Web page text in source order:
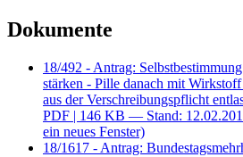
Dokumente
18/492 - Antrag:
stärken - Pille danach mit
aus der Verschreibungspflicht
PDF | 146 KB — Stand:
ein neues Fenster)
18/1617 - Antrag: